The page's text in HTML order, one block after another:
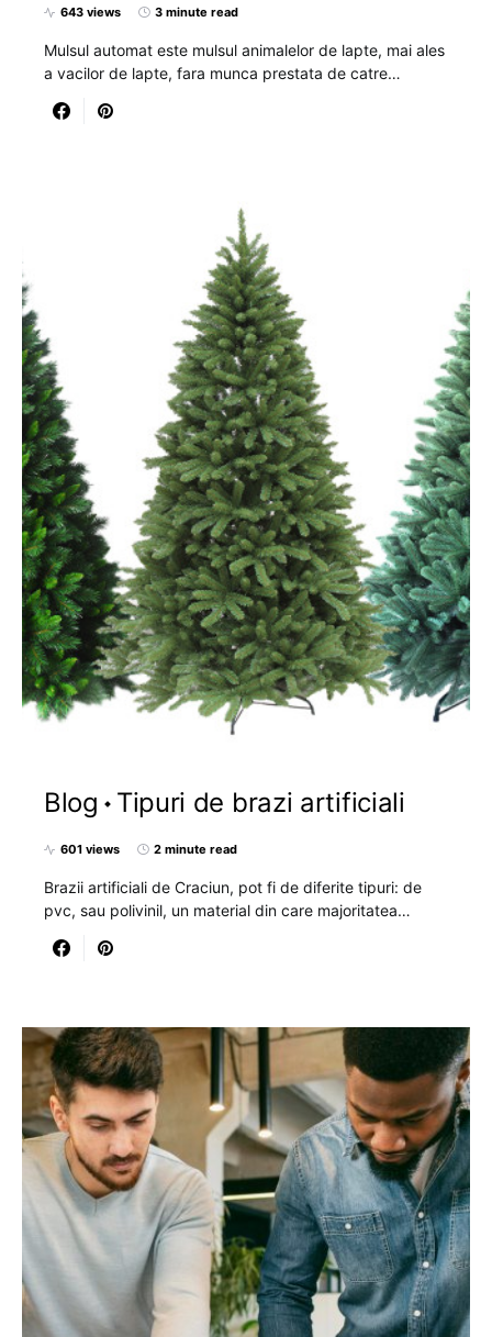
643 views 3 minute read
Mulsul automat este mulsul animalelor de lapte, mai ales
a vacilor de lapte, fara munca prestata de catre…
Blog Tipuri de brazi artificiali
601 views 2 minute read
Brazii artificiali de Craciun, pot fi de diferite tipuri: de
pvc, sau polivinil, un material din care majoritatea…